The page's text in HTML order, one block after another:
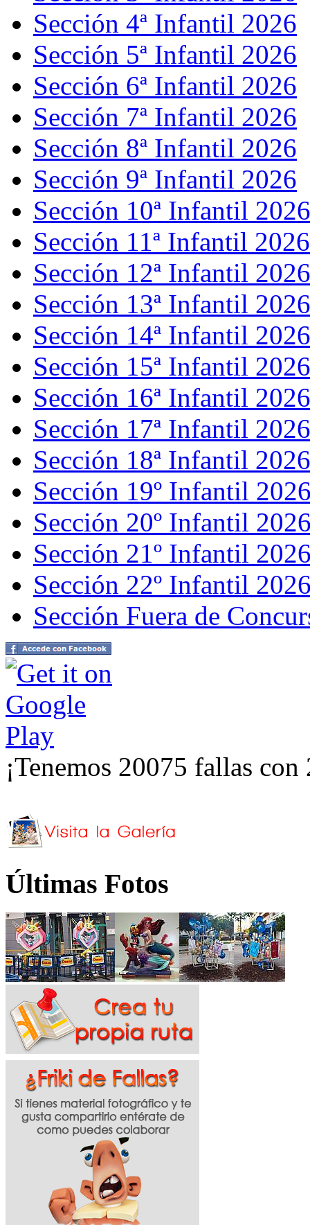
Sección 4ª Infantil 2026
Sección 5ª Infantil 2026
Sección 6ª Infantil 2026
Sección 7ª Infantil 2026
Sección 8ª Infantil 2026
Sección 9ª Infantil 2026
Sección 10ª Infantil 2026
Sección 11ª Infantil 2026
Sección 12ª Infantil 2026
Sección 13ª Infantil 2026
Sección 14ª Infantil 2026
Sección 15ª Infantil 2026
Sección 16ª Infantil 2026
Sección 17ª Infantil 2026
Sección 18ª Infantil 2026
Sección 19º Infantil
Sección 20º Infantil
Sección 21º Infantil
Sección 22º Infantil
Sección Fuera de
¡Tenemos 20075 fallas
Últimas Fotos